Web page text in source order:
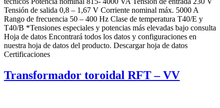
Tensión de salida 0,8 – 1,67 V Corriente nominal máx. 5000 A
Rango de frecuencia 50 – 400 Hz Clase de temperatura T40/E y
T40/B *Tensiones especiales y potencias más elevadas bajo consulta
Hoja de datos Encontrará todos los datos y configuraciones en
nuestra hoja de datos del producto. Descargar hoja de datos
Certificaciones
Transformador toroidal RFT – VV